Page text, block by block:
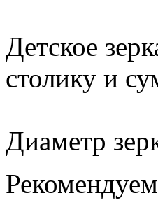
Детское
столику и
Диаметр